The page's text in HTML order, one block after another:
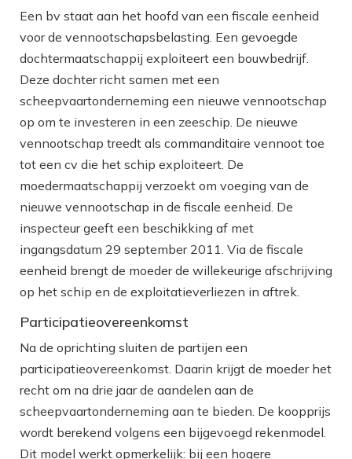
Een bv staat aan het hoofd van een fiscale eenheid
voor de vennootschapsbelasting. Een gevoegde
dochtermaatschappij exploiteert een bouwbedrijf.
Deze dochter richt samen met een
scheepvaartonderneming een nieuwe vennootschap
op om te investeren in een zeeschip. De nieuwe
vennootschap treedt als commanditaire vennoot toe
tot een cv die het schip exploiteert. De
moedermaatschappij verzoekt om voeging van de
nieuwe vennootschap in de fiscale eenheid. De
inspecteur geeft een beschikking af met
ingangsdatum 29 september 2011. Via de fiscale
eenheid brengt de moeder de willekeurige afschrijving
op het schip en de exploitatieverliezen in aftrek.
Participatieovereenkomst
Na de oprichting sluiten de partijen een
participatieovereenkomst. Daarin krijgt de moeder het
recht om na drie jaar de aandelen aan de
scheepvaartonderneming aan te bieden. De koopprijs
wordt berekend volgens een bijgevoegd rekenmodel.
Dit model werkt opmerkelijk: bij een hogere